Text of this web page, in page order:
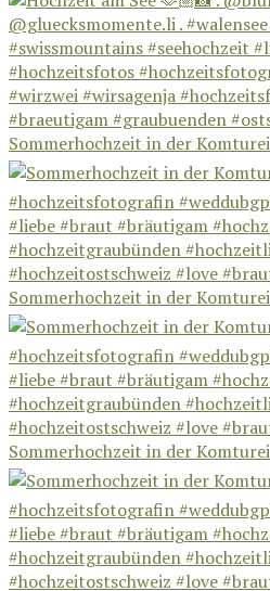
Sommerhochzeit in der
Sommerhochzeit in der
Sommerhochzeit in der